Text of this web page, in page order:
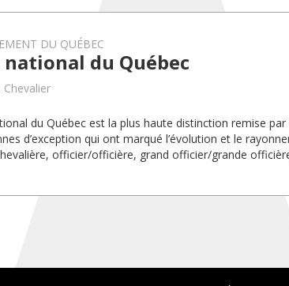
DU QUÉBEC
national du Québec
Chevalier
du Québec est la plus haute distinction remise
d’exception qui ont marqué l’évolution et le
officier/officière, grand officier/grande